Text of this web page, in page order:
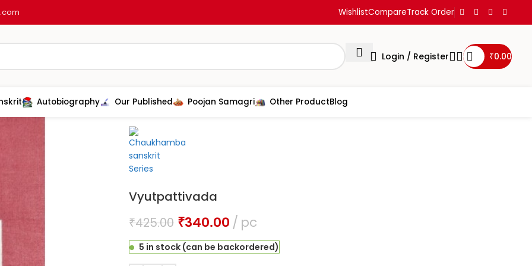
WishlistCompareTrack Order
Login / Register ₹0.00
Autobiography Our Published Poojan Samagri Other ProductBlog
Home Sanskrit Nyaya Vyutpattivada
Vyutpattivada
₹425.00 ₹340.00 pc
5 in stock (can be backordered)